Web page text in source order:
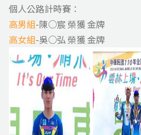
個人公路計時賽：
高男組-陳○宸 榮獲 金牌
高女組-吳○弘 榮獲 金牌